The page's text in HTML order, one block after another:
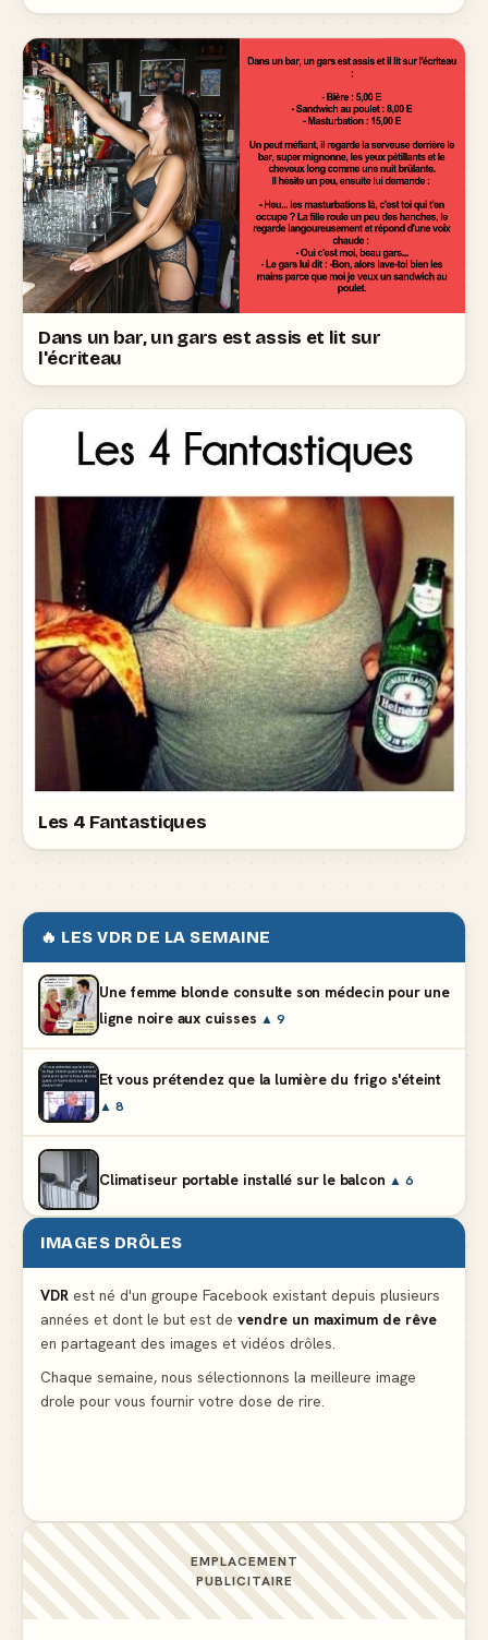
Dans un bar, un gars est assis et lit sur
l'écriteau
Les 4 Fantastiques
🔥 LES VDR DE LA SEMAINE
Une femme blonde consulte son médecin pour une
ligne noire aux cuisses ▲ 9
Et vous prétendez que la lumière du frigo s'éteint
▲ 8
Climatiseur portable installé sur le balcon ▲ 6
Partager l'addition alors que vous n'avez pris
Le mendiant revient avec un livre de cuisine
IMAGES DRÔLES
VDR est né d'un groupe Facebook existant depuis plusieurs
années et dont le but est de vendre un maximum de rêve
en partageant des images et vidéos drôles.
Chaque semaine, nous sélectionnons la meilleure image
drole pour vous fournir votre dose de rire.
EMPLACEMENT
PUBLICITAIRE